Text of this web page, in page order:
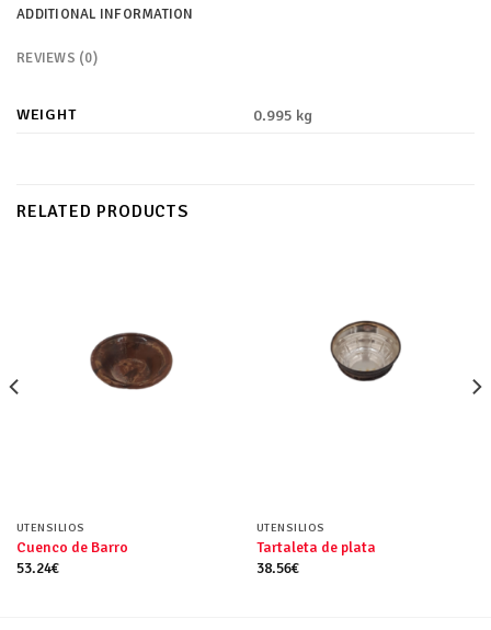
ADDITIONAL INFORMATION
REVIEWS (0)
WEIGHT 0.995 kg
RELATED PRODUCTS
UTENSILIOS
Cuenco de Barro
53.24€
UTENSILIOS
Tartaleta de plata
38.56€